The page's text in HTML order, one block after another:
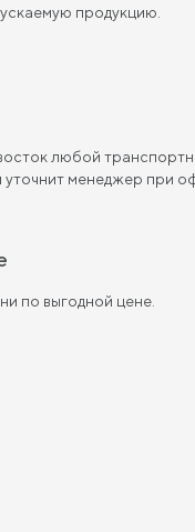
продукцию.
любой
уточнит менеджер при
по выгодной цене.